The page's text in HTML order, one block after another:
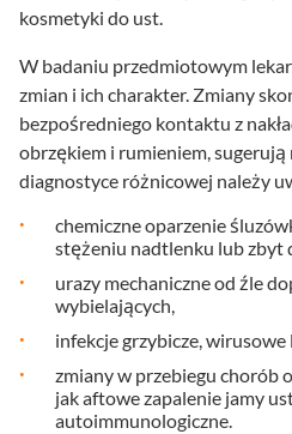
kosmetyki do ust.
W badaniu przedmiotowym
zmian i ich charakter. Zmiany
bezpośredniego kontaktu z
obrzękiem i rumieniem,
diagnostyce różnicowej należy
chemiczne oparzenie
stężeniu nadtlenku lub zbyt
urazy mechaniczne od źle
wybielających,
infekcje grzybicze,
zmiany w przebiegu chorób
jak aftowe zapalenie jamy
autoimmunologiczne.